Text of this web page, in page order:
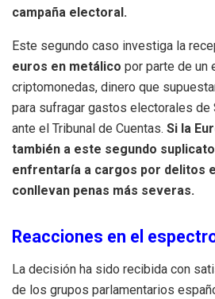
campaña electoral.
Este segundo caso investiga la
euros en metálico por parte de un
criptomonedas, dinero que
para sufragar gastos electorales de
ante el Tribunal de Cuentas. Si la
también a este segundo
enfrentaría a cargos por delitos
conllevan penas más severas.
Reacciones en el
La decisión ha sido recibida con
de los grupos parlamentarios